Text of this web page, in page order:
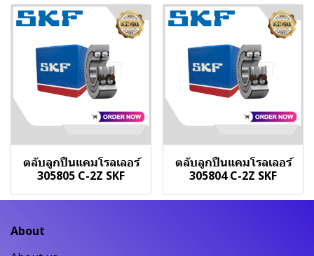
ตลับลูกปืนแคมโรลเลอร์
305805 C-2Z SKF
ตลับลูกปืนแคมโรลเลอร์
305804 C-2Z SKF
About